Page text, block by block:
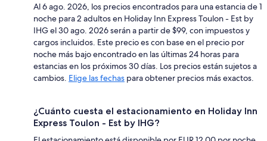
Al 6 ago. 2026, los precios encontrados para una estancia de 1
noche para 2 adultos en Holiday Inn Express Toulon - Est by
IHG el 30 ago. 2026 serán a partir de $99, con impuestos y
cargos incluidos. Este precio es con base en el precio por
noche más bajo encontrado en las últimas 24 horas para
estancias en los próximos 30 días. Los precios están sujetos a
cambios. Elige las fechas para obtener precios más exactos.
¿Cuánto cuesta el estacionamiento en Holiday Inn
Express Toulon - Est by IHG?